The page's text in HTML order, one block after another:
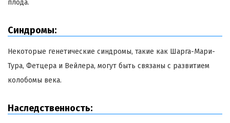
плода.
Синдромы:
Некоторые генетические синдромы, такие как Шарга-Мари-
Тура, Фетцера и Вейлера, могут быть связаны с развитием
колобомы века.
Наследственность: